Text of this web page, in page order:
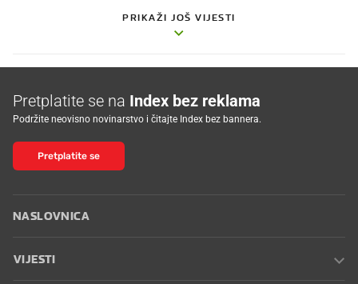
PRIKAŽI JOŠ VIJESTI
Pretplatite se na Index bez reklama
Podržite neovisno novinarstvo i čitajte Index bez bannera.
Pretplatite se
NASLOVNICA
VIJESTI